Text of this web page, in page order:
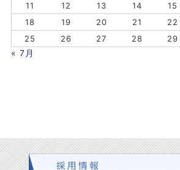
11
12 13 14 15
18
19 20 21 22
25
26 27 28 29
« 7月